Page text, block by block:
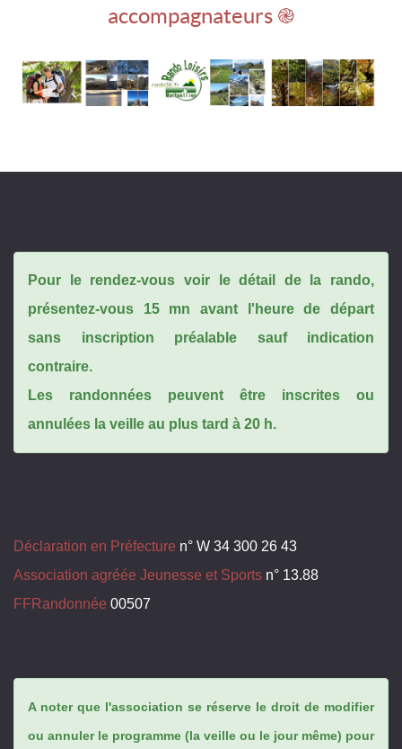
accompagnateurs ֎
Pour le rendez-vous voir le détail de la rando,
présentez-vous 15 mn avant l'heure de départ
sans inscription préalable sauf indication
contraire.
Les randonnées peuvent être inscrites ou
annulées la veille au plus tard à 20 h.
Déclaration en Préfecture n° W 34 300 26 43
Association agréée Jeunesse et Sports n° 13.88
FFRandonnée 00507
A noter que l'association se réserve le droit de modifier
ou annuler le programme (la veille ou le jour même) pour